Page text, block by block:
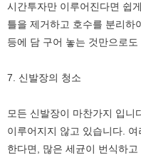
시간투자만 이루어진다면 쉽
틀을 제거하고 호수를 분리하
등에 담 구어 놓는 것만으로
7. 신발장의 청소
모든 신발장이 마찬가지 입니
이루어지지 않고 있습니다.
한다면, 많은 세균이 번식하고